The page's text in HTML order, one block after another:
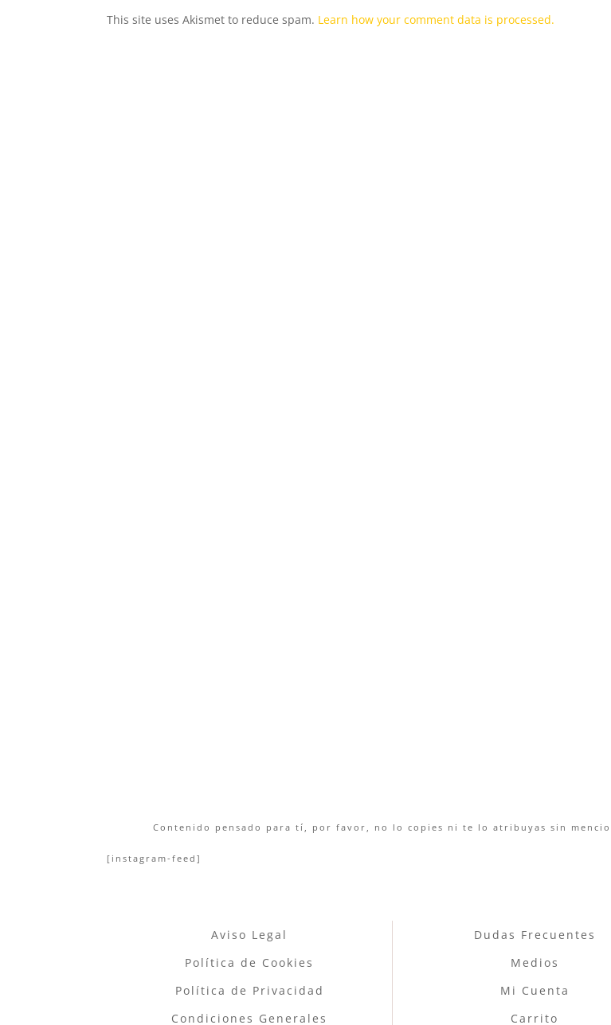
This site uses Akismet to reduce spam. Learn how your comment data is processed.
Contenido pensado para tí, por favor, no lo copies ni te lo atribuyas sin
[instagram-feed]
Aviso Legal
Política de Cookies
Política de Privacidad
Condiciones Generales
Dudas Frecuentes
Medios
Mi Cuenta
Carrito